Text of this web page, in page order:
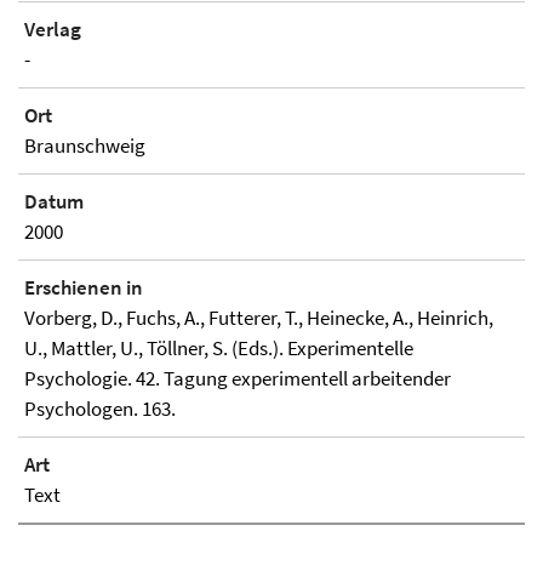
Verlag
-
Ort
Braunschweig
Datum
2000
Erschienen in
Vorberg, D., Fuchs, A., Futterer, T., Heinecke, A., Heinrich,
U., Mattler, U., Töllner, S. (Eds.). Experimentelle
Psychologie. 42. Tagung experimentell arbeitender
Psychologen. 163.
Art
Text